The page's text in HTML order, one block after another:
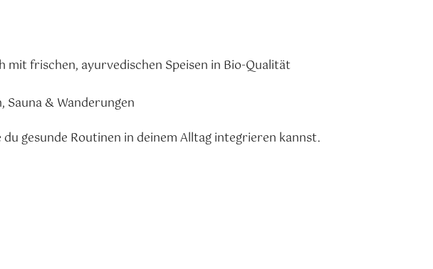
mit frischen, ayurvedischen Speisen in Bio-Qualität
& Wanderungen
gesunde Routinen in deinem Alltag integrieren kannst.